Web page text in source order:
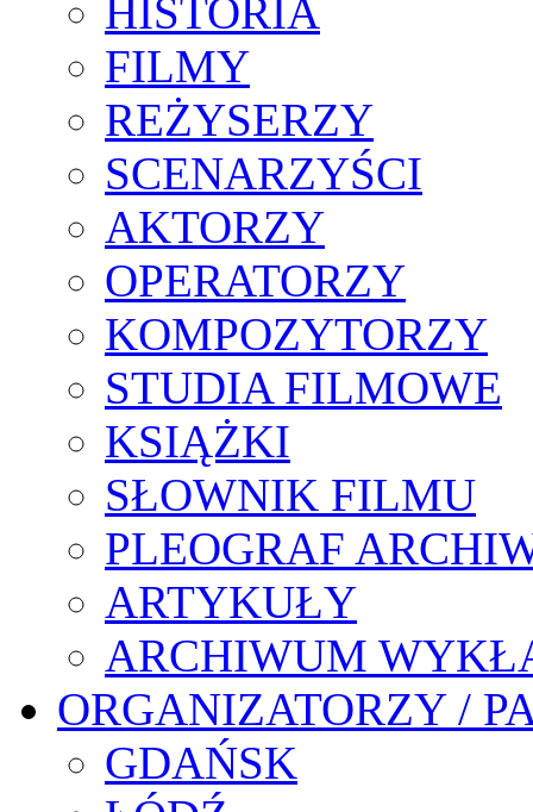
HISTORIA
FILMY
REŻYSERZY
SCENARZYŚCI
AKTORZY
OPERATORZY
KOMPOZYTORZY
STUDIA FILMOWE
KSIĄŻKI
SŁOWNIK FILMU
PLEOGRAF
ARTYKUŁY
ARCHIWUM
ORGANIZATORZY /
GDAŃSK